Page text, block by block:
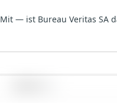
Mit — ist Bureau Veritas SA